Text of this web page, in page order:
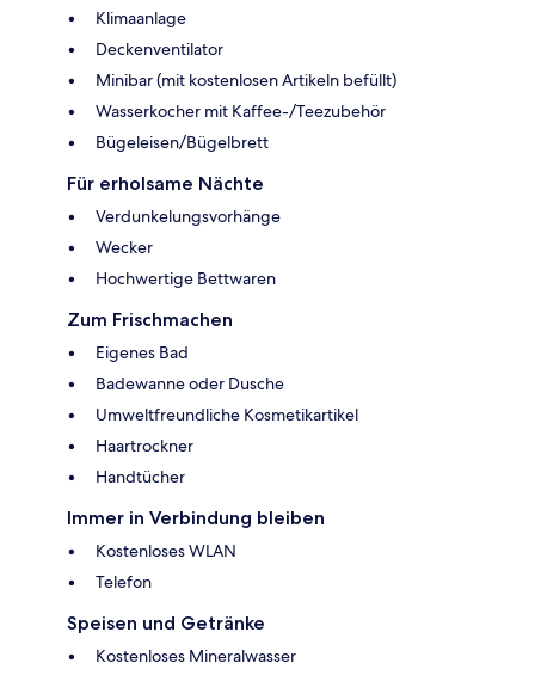
Klimaanlage
Deckenventilator
Minibar (mit kostenlosen Artikeln befüllt)
Wasserkocher mit Kaffee-/Teezubehör
Bügeleisen/Bügelbrett
Für erholsame Nächte
Verdunkelungsvorhänge
Wecker
Hochwertige Bettwaren
Zum Frischmachen
Eigenes Bad
Badewanne oder Dusche
Umweltfreundliche Kosmetikartikel
Haartrockner
Handtücher
Immer in Verbindung bleiben
Kostenloses WLAN
Telefon
Speisen und Getränke
Kostenloses Mineralwasser